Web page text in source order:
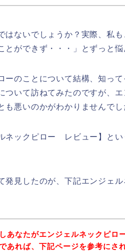
はないでしょうか？実際、私
とができず・・・」とずっと悩
ーのことについて結構、知っ
ついて訪ねてみたのですが、
も悪いのかがわかりませんでし
ネックピロー レビュー】とい
発見したのが、下記エンジェ
あなたがエンジェルネックピロ
あれば、下記ページを参考にさ